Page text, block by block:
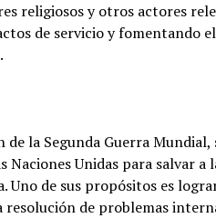
religiosos y otros actores
de servicio y fomentando
de la Segunda Guerra Mundial,
Naciones Unidas para salvar
Uno de sus propósitos es
de problemas